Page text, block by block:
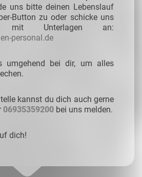
uns bitte deinen Lebenslauf
Button zu oder schicke uns
Unterlagen an:
personal.de
umgehend bei dir, um alles
kannst du dich auch gerne
06935359200 bei uns melden.
dich!